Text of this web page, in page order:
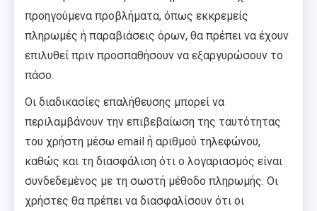
προηγούμενα προβλήματα, όπως εκκρεμείς
πληρωμές ή παραβιάσεις όρων, θα πρέπει να έχουν
επιλυθεί πριν προσπαθήσουν να εξαργυρώσουν το
πάσο.
Οι διαδικασίες επαλήθευσης μπορεί να
περιλαμβάνουν την επιβεβαίωση της ταυτότητας
του χρήστη μέσω email ή αριθμού τηλεφώνου,
καθώς και τη διασφάλιση ότι ο λογαριασμός είναι
συνδεδεμένος με τη σωστή μέθοδο πληρωμής. Οι
χρήστες θα πρέπει να διασφαλίσουν ότι οι